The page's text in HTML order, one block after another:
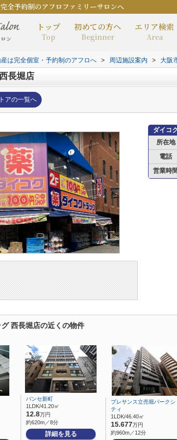
全予約制のアフロファミリーサロンへ
トップ
Top
初めての方へ
Beginner
エリア検索
Area
は完全個室・予約制のアフロへ > 周辺施設案内 > 大阪
長堀店
アの一覧へ
ダイコ
所在地
電話
営業時間
西長堀店の近くの物件
パンセ新町
1LDK/41.20㎡
12.8万円
約620m／8分
詳細を見る
プレサンス立売堀パークシ
ティ
1LDK/46.40㎡
15.677万円
約960m／12分